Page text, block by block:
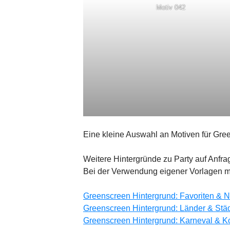
Motiv 042
Eine kleine Auswahl an Motiven für
Weitere Hintergründe zu Party auf
Bei der Verwendung eigener Vorlagen
Greenscreen Hintergrund: Favoriten &
Greenscreen Hintergrund: Länder &
Greenscreen Hintergrund: Karneval &